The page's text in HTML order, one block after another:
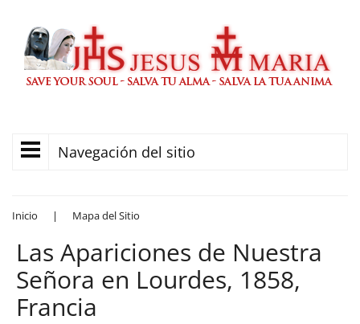
Navegación del sitio
Inicio | Mapa del Sitio
Las Apariciones de Nuestra
Señora en Lourdes, 1858,
Francia